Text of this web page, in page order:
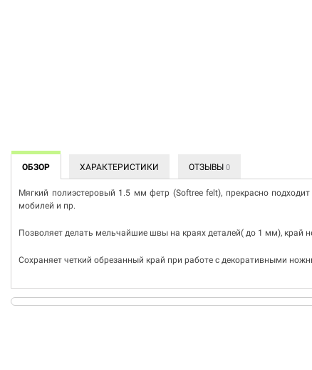
ОБЗОР ХАРАКТЕРИСТИКИ ОТЗЫВЫ 0
Мягкий полиэстеровый 1.5 мм фетр (Softree felt), прекрасно
мобилей и пр.
Позволяет делать мельчайшие швы на краях деталей( до 1 мм), край
Сохраняет четкий обрезанный край при работе с декоративными